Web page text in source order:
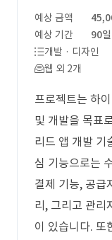
예상 금액
예상 기간
90일
개발 · 디자인
웹 외 2개
프로젝트는 하
및 개발을 목표
리드 앱 개발 기
심 기능으로는
결제 기능, 공급
리, 그리고 관리
이 있습니다. 또